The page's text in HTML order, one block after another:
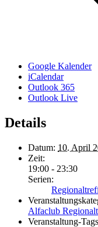
Google Kalender
iCalendar
Outlook 365
Outlook Live
Details
Datum: 10. April
Zeit:
19:00 - 23:30
Serien:
Alfaclub
Veranstaltung-